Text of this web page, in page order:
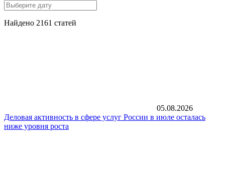
Найдено 2161 статей
05.08.2026
Деловая активность в сфере услуг России в июле осталась
ниже уровня роста